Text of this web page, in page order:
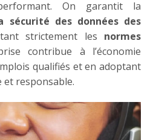
On garantit la
des données des
strictement les normes
contribue à l’économie
qualifiés et en adoptant
et responsable.